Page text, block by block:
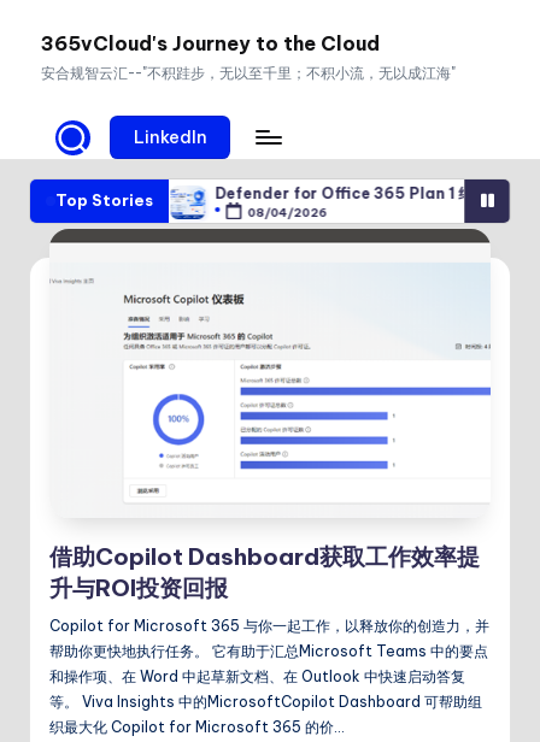
365vCloud's Journey to the Cloud
安合规智云汇--"不积跬步，无以至千里；不积小流，无以成江海"
LinkedIn
Top StoriesDefender for Office 365 Plan 1 纳入 E3：让邮件与协作
08/04/2026
借助Copilot Dashboard获取工作效率提
升与ROI投资回报
Copilot for Microsoft 365 与你一起工作，以释放你的创造力，并
帮助你更快地执行任务。 它有助于汇总Microsoft Teams 中的要点
和操作项、在 Word 中起草新文档、在 Outlook 中快速启动答复
等。 Viva Insights 中的MicrosoftCopilot Dashboard 可帮助组
织最大化 Copilot for Microsoft 365 的价…